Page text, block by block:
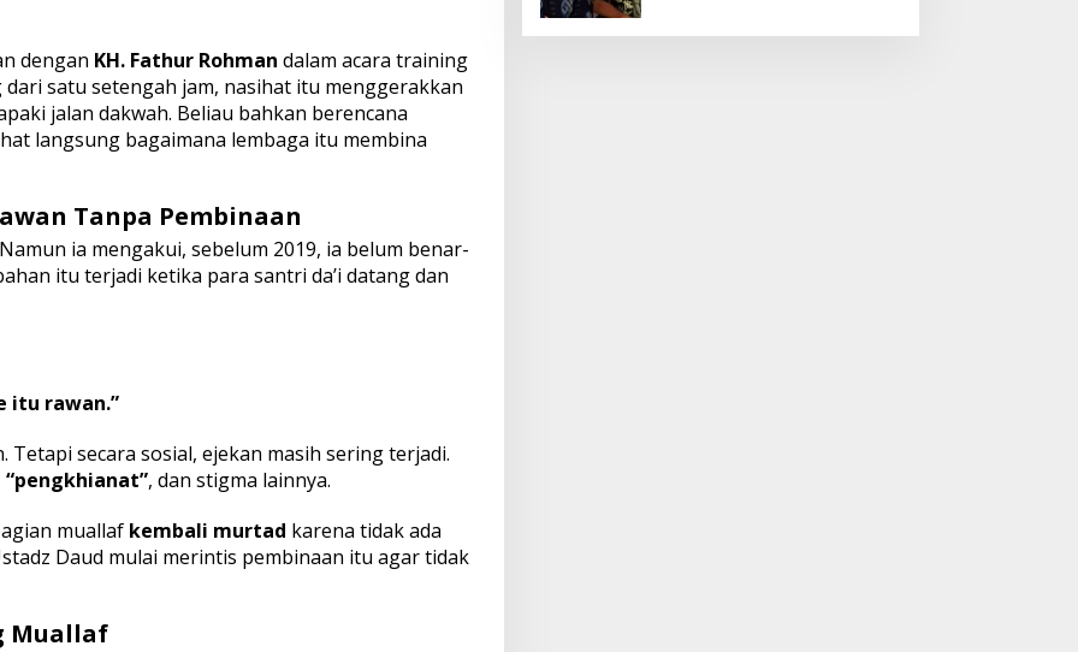
dengan KH. Fathur Rohman dalam acara training
satu setengah jam, nasihat itu menggerakkan
jalan dakwah. Beliau bahkan berencana
langsung bagaimana lembaga itu membina
Tanpa Pembinaan
ia mengakui, sebelum 2019, ia belum benar-
itu terjadi ketika para santri da’i datang dan
itu rawan.”
Tetapi secara sosial, ejekan masih sering terjadi.
“pengkhianat”, dan stigma lainnya.
muallaf kembali murtad karena tidak ada
Daud mulai merintis pembinaan itu agar tidak
Muallaf